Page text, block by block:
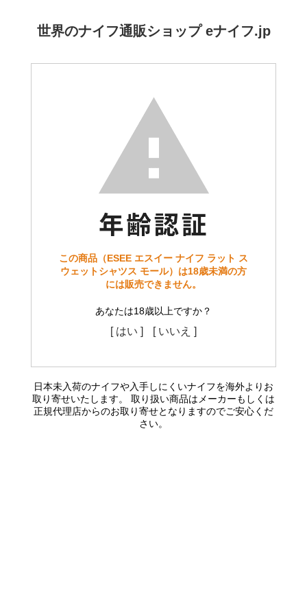
世界のナイフ通販ショップ eナイフ.jp
この商品（ESEE エスイー ナイフ ラット ス
ウェットシャツス モール）は18歳未満の方
には販売できません。
あなたは18歳以上ですか？
[ はい ] [ いいえ ]
日本未入荷のナイフや入手しにくいナイフを海外よりお
取り寄せいたします。 取り扱い商品はメーカーもしくは
正規代理店からのお取り寄せとなりますのでご安心くだ
さい。